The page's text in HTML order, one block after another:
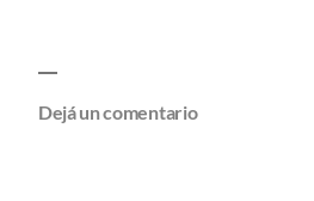
Dejá un comentario